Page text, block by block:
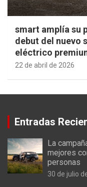
smart amplía su
debut del nuevo
eléctrico
22 de abril de 2026
Entradas
La
mejores
personas
30 de julio